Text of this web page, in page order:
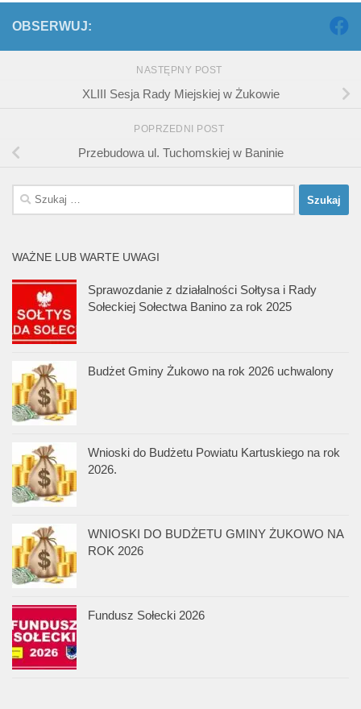
OBSERWUJ:
NASTĘPNY POST
XLIII Sesja Rady Miejskiej w Żukowie
POPRZEDNI POST
Przebudowa ul. Tuchomskiej w Baninie
Szukaj:
WAŻNE LUB WARTE UWAGI
Sprawozdanie z działalności Sołtysa i Rady
Sołeckiej Sołectwa Banino za rok 2025
Budżet Gminy Żukowo na rok 2026 uchwalony
Wnioski do Budżetu Powiatu Kartuskiego na rok
2026.
WNIOSKI DO BUDŻETU GMINY ŻUKOWO NA
ROK 2026
Fundusz Sołecki 2026